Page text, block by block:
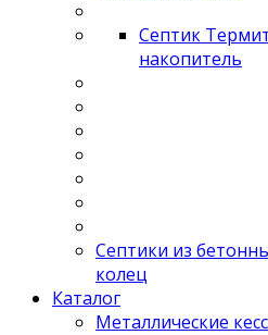
Септик
накопитель
Септики из
колец
Каталог
Металлические